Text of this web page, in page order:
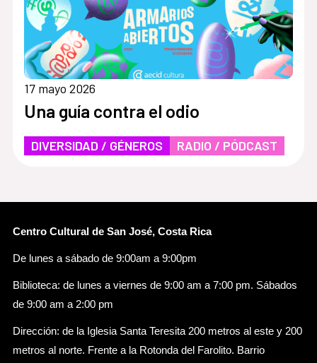
17 mayo 2026
Una guía contra el odio
DIVERSIDAD / GÉNEROS RADIO / PÓDCAST
Centro Cultural de San José, Costa Rica
De lunes a sábado de 9:00am a 9:00pm
Biblioteca: de lunes a viernes de 9:00 am a 7:00 pm. Sábados
de 9:00 am a 2:00 pm
Dirección: de la Iglesia Santa Teresita 200 metros al este y 200
metros al norte. Frente a la Rotonda del Farolito. Barrio